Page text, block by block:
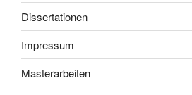
Dissertationen
Impressum
Masterarbeiten